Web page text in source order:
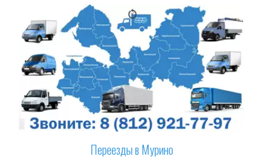
Переезды в Мурино